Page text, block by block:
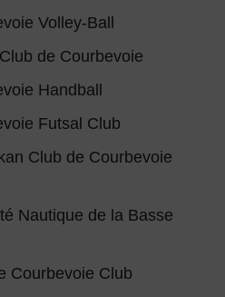
Volley-Ball
de Courbevoie
Handball
Futsal Club
Club de Courbevoie
Nautique de la Basse
Courbevoie Club